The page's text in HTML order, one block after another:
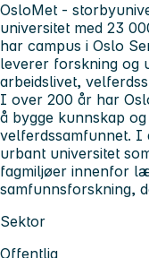
OsloMet -
universitet med 23
har campus i Oslo
leverer forskning og
arbeidslivet,
I over 200 år har
å bygge kunnskap
velferdssamfunnet. I
urbant universitet
fagmiljøer innenfor
samfunnsforskning,
Sektor
Offentlig